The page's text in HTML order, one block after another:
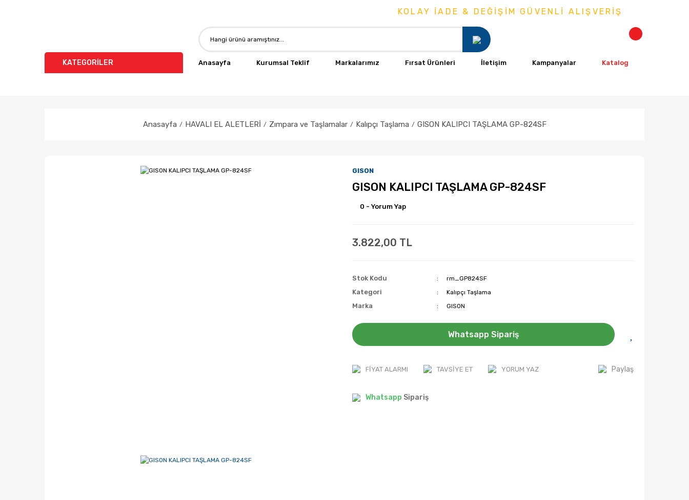
KOLAY İADE & DEĞİŞİM GÜVENLİ ALIŞVERİŞ
KATEGORİLER Anasayfa Kurumsal Teklif Markalarımız Fırsat Ürünleri İletişim Kampanyalar Katalog
Anasayfa HAVALI EL ALETLERİ Zımpara ve Taşlamalar Kalıpçı Taşlama GISON KALIPCI TAŞLAMA GP-824SF
GISON
GISON KALIPCI TAŞLAMA GP-824SF
0 - Yorum Yap
3.822,00 TL
Stok Kodu rm_GP824SF
Kategori Kalıpçı Taşlama
Marka GISON
Whatsapp Sipariş
FIYAT ALARMI TAVSIYE ET YORUM YAZ Paylaş
Whatsapp Sipariş